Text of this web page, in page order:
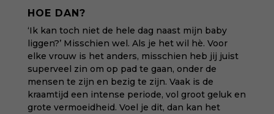
HOE DAN?
‘Ik kan toch niet de hele dag naast mijn baby
liggen?’ Misschien wel. Als je het wil hè. Voor
elke vrouw is het anders, misschien heb jij juist
superveel zin om op pad te gaan, onder de
mensen te zijn en bezig te zijn. Vaak is de
kraamtijd een intense periode, vol groot geluk en
grote vermoeidheid. Voel je dit, dan kan het